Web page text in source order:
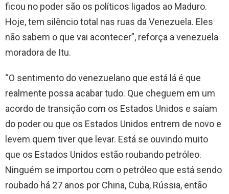
ficou no poder são os políticos ligados ao Maduro.
Hoje, tem silêncio total nas ruas da Venezuela. Eles
não sabem o que vai acontecer”, reforça a venezuela
moradora de Itu.
“O sentimento do venezuelano que está lá é que
realmente possa acabar tudo. Que cheguem em um
acordo de transição com os Estados Unidos e saíam
do poder ou que os Estados Unidos entrem de novo e
levem quem tiver que levar. Está se ouvindo muito
que os Estados Unidos estão roubando petróleo.
Ninguém se importou com o petróleo que está sendo
roubado há 27 anos por China, Cuba, Rússia, então